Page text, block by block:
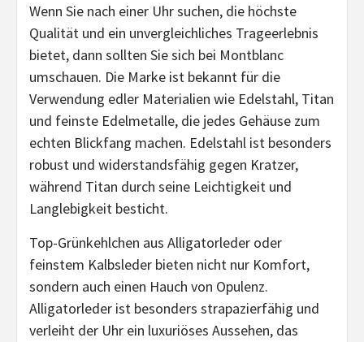
Wenn Sie nach einer Uhr suchen, die höchste
Qualität und ein unvergleichliches Trageerlebnis
bietet, dann sollten Sie sich bei Montblanc
umschauen. Die Marke ist bekannt für die
Verwendung edler Materialien wie Edelstahl, Titan
und feinste Edelmetalle, die jedes Gehäuse zum
echten Blickfang machen. Edelstahl ist besonders
robust und widerstandsfähig gegen Kratzer,
während Titan durch seine Leichtigkeit und
Langlebigkeit besticht.
Top-Grünkehlchen aus Alligatorleder oder
feinstem Kalbsleder bieten nicht nur Komfort,
sondern auch einen Hauch von Opulenz.
Alligatorleder ist besonders strapazierfähig und
verleiht der Uhr ein luxuriöses Aussehen, das